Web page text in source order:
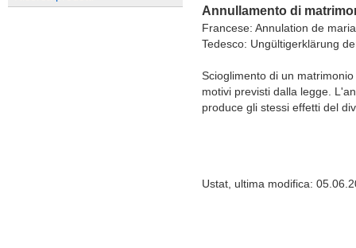
Annullamento di
Francese: Annulation de
Tedesco: Ungültigerklärung
Scioglimento di un
motivi previsti dalla legge.
produce gli stessi effetti del
Ustat, ultima modifica: